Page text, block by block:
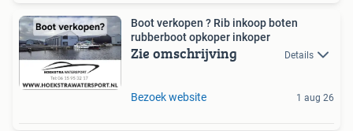
Boot verkopen ? Rib inkoop boten
rubberboot opkoper inkoper
Zie omschrijving Details
Bezoek website 1 aug 26